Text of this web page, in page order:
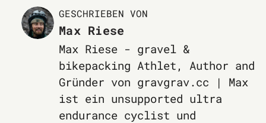
GESCHRIEBEN VON
Max Riese
Max Riese - gravel &
bikepacking Athlet, Author and
Gründer von gravgrav.cc | Max
ist ein unsupported ultra
endurance cyclist und